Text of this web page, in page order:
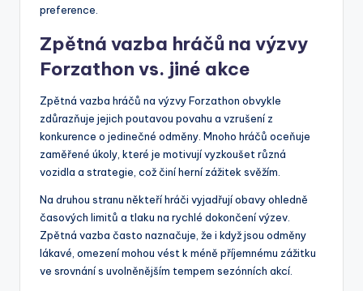
preference.
Zpětná vazba hráčů na výzvy
Forzathon vs. jiné akce
Zpětná vazba hráčů na výzvy Forzathon obvykle
zdůrazňuje jejich poutavou povahu a vzrušení z
konkurence o jedinečné odměny. Mnoho hráčů oceňuje
zaměřené úkoly, které je motivují vyzkoušet různá
vozidla a strategie, což činí herní zážitek svěžím.
Na druhou stranu někteří hráči vyjadřují obavy ohledně
časových limitů a tlaku na rychlé dokončení výzev.
Zpětná vazba často naznačuje, že i když jsou odměny
lákavé, omezení mohou vést k méně příjemnému zážitku
ve srovnání s uvolněnějším tempem sezónních akcí.